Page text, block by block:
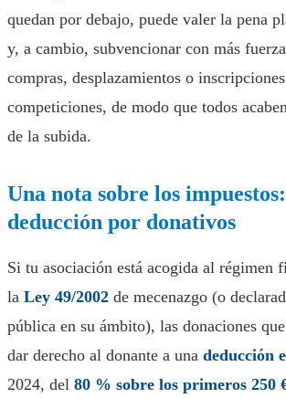
quedan por debajo, puede valer la pena
y, a cambio, subvencionar con más
compras, desplazamientos o
competiciones, de modo que todos
de la subida.
Una nota sobre los
deducción por donativos
Si tu asociación está acogida al régimen
la Ley 49/2002 de mecenazgo (o
pública en su ámbito), las donaciones
dar derecho al donante a una deducción
2024, del 80 % sobre los primeros 250